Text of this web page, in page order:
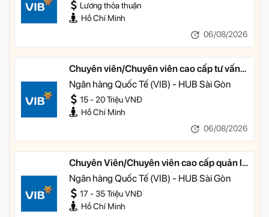
Lương thỏa thuận
Hồ Chí Minh
06/08/2026
Chuyên viên/Chuyên viên cao cấp tư vấn
tài chính cá nhân
Ngân hàng Quốc Tế (VIB) - HUB Sài Gòn
15 - 20 Triệu VNĐ
Hồ Chí Minh
06/08/2026
Chuyên Viên/Chuyên viên cao cấp quản lý
khách hàng ưu tiên
Ngân hàng Quốc Tế (VIB) - HUB Sài Gòn
17 - 35 Triệu VNĐ
Hồ Chí Minh